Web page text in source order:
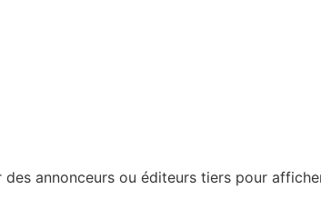
annonceurs ou éditeurs tiers pour